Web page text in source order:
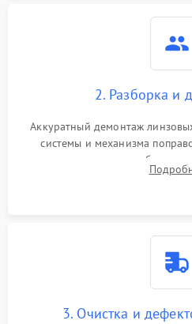
2. Разборка и
Аккуратный демонтаж
системы и механизма
внутренних резьбовых
уплотнительных колец.
3. Очистка и